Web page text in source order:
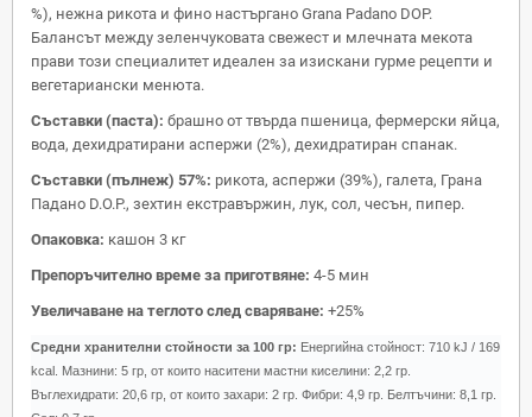
%), нежна рикота и фино настъргано Grana Padano DOP.
Балансът между зеленчуковата свежест и млечната мекота
прави този специалитет идеален за изискани гурме рецепти и
вегетариански менюта.
Съставки (паста): брашно от твърда пшеница, фермерски яйца,
вода, дехидратирани аспержи (2%), дехидратиран спанак.
Съставки (пълнеж) 57%: рикота, аспержи (39%), галета, Грана
Падано D.O.P., зехтин екстравържин, лук, сол, чесън, пипер.
Опаковка: кашон 3 кг
Препоръчително време за приготвяне: 4-5 мин
Увеличаване на теглото след сваряване: +25%
Средни хранителни стойности за 100 гр: Енергийна стойност: 710 kJ / 169
kcal. Мазнини: 5 гр, от които наситени мастни киселини: 2,2 гр.
Въглехидрати: 20,6 гр, от които захари: 2 гр. Фибри: 4,9 гр. Белтъчини: 8,1 гр.